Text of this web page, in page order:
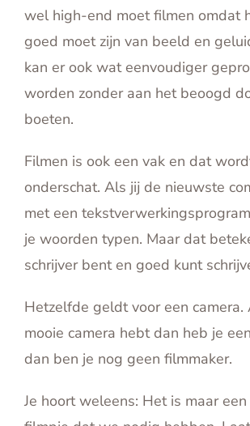
wel high-end moet filmen omdat
goed moet zijn van beeld en
kan er ook wat eenvoudiger
worden zonder aan het beoogd
boeten.
Filmen is ook een vak en dat
onderschat. Als jij de nieuwste
met een
je woorden typen. Maar dat
schrijver bent en goed kunt
Hetzelfde geldt voor een camera.
mooie camera hebt dan heb je
dan ben je nog geen filmmaker.
Je hoort weleens: Het is maar een